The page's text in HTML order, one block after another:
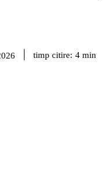
timp citire: 4 min